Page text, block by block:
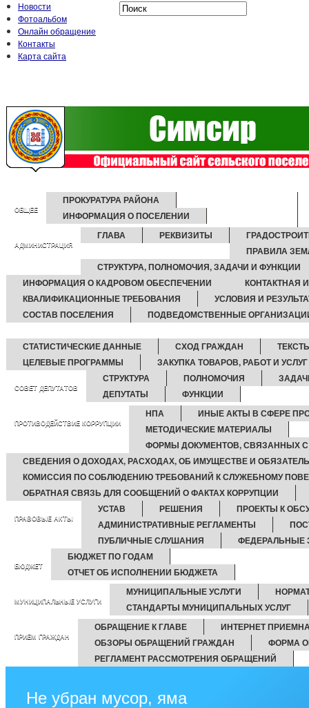
Новости
Фотоальбом
Онлайн обращение
Контакты
Карта сайта
ОБЩЕЕ
ПРОКУРАТУРА РАЙОНА
ИНФОРМАЦИЯ О ПОСЕЛЕНИИ
АДМИНИСТРАЦИЯ
ГЛАВА РЕКВИЗИТЫ
ПРАВИЛА
СТРУКТУРА, ПОЛНОМОЧИЯ, ЗАДАЧИ И ФУНКЦИИ
ИНФОРМАЦИЯ О КАДРОВОМ ОБЕСПЕЧЕНИИ
КОНТАКТНАЯ
КВАЛИФИКАЦИОННЫЕ ТРЕБОВАНИЯ
УСЛОВИЯ И
СОСТАВ ПОСЕЛЕНИЯ
ПОДВЕДОМСТВЕННЫЕ
СТАТИСТИЧЕСКИЕ ДАННЫЕ СХОД ГРАЖДАН
ЦЕЛЕВЫЕ ПРОГРАММЫ
ЗАКУПКА ТОВАРОВ, РАБОТ И УСЛУГ
СОВЕТ ДЕПУТАТОВ
СТРУКТУРА ПОЛНОМОЧИЯ
ДЕПУТАТЫ
ФУНКЦИИ
ПРОТИВОДЕЙСТВИЕ КОРРУПЦИИ
НПА
ИНЫЕ АКТЫ В СФЕРЕ
МЕТОДИЧЕСКИЕ МАТЕРИАЛЫ
ФОРМЫ ДОКУМЕНТОВ, СВЯЗАННЫХ
СВЕДЕНИЯ О ДОХОДАХ, РАСХОДАХ, ОБ ИМУЩЕСТВЕ И
КОМИССИЯ ПО СОБЛЮДЕНИЮ ТРЕБОВАНИЙ К СЛУЖЕБНОМУ
ОБРАТНАЯ СВЯЗЬ ДЛЯ СООБЩЕНИЙ О ФАКТАХ КОРРУПЦИИ
ПРАВОВЫЕ АКТЫ
УСТАВ РЕШЕНИЯ
ПРОЕКТЫ К
АДМИНИСТРАТИВНЫЕ РЕГЛАМЕНТЫ
ПУБЛИЧНЫЕ СЛУШАНИЯ
ФЕДЕРАЛЬНЫЕ
БЮДЖЕТ
БЮДЖЕТ ПО ГОДАМ
ОТЧЕТ ОБ ИСПОЛНЕНИИ БЮДЖЕТА
МУНИЦИПАЛЬНЫЕ УСЛУГИ
МУНИЦИПАЛЬНЫЕ УСЛУГИ
СТАНДАРТЫ МУНИЦИПАЛЬНЫХ УСЛУГ
ПРИЕМ ГРАЖДАН
ОБРАЩЕНИЕ К ГЛАВЕ
ИНТЕРНЕТ
ОБЗОРЫ ОБРАЩЕНИЙ ГРАЖДАН
ФОРМА
РЕГЛАМЕНТ РАССМОТРЕНИЯ ОБРАЩЕНИЙ
Не убран мусор, яма